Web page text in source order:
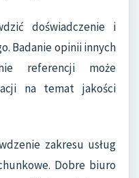
doświadczenie i
Badanie opinii innych
referencji może
na temat jakości
zakresu usług
Dobre biuro